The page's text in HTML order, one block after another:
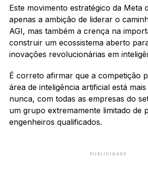
Este movimento estratégico da Meta
apenas a ambição de liderar o
AGI, mas também a crença na
construir um ecossistema aberto
inovações revolucionárias em
É correto afirmar que a competição
área de inteligência artificial está
nunca, com todas as empresas do
um grupo extremamente limitado de
engenheiros qualificados.
PUBLICIDADE